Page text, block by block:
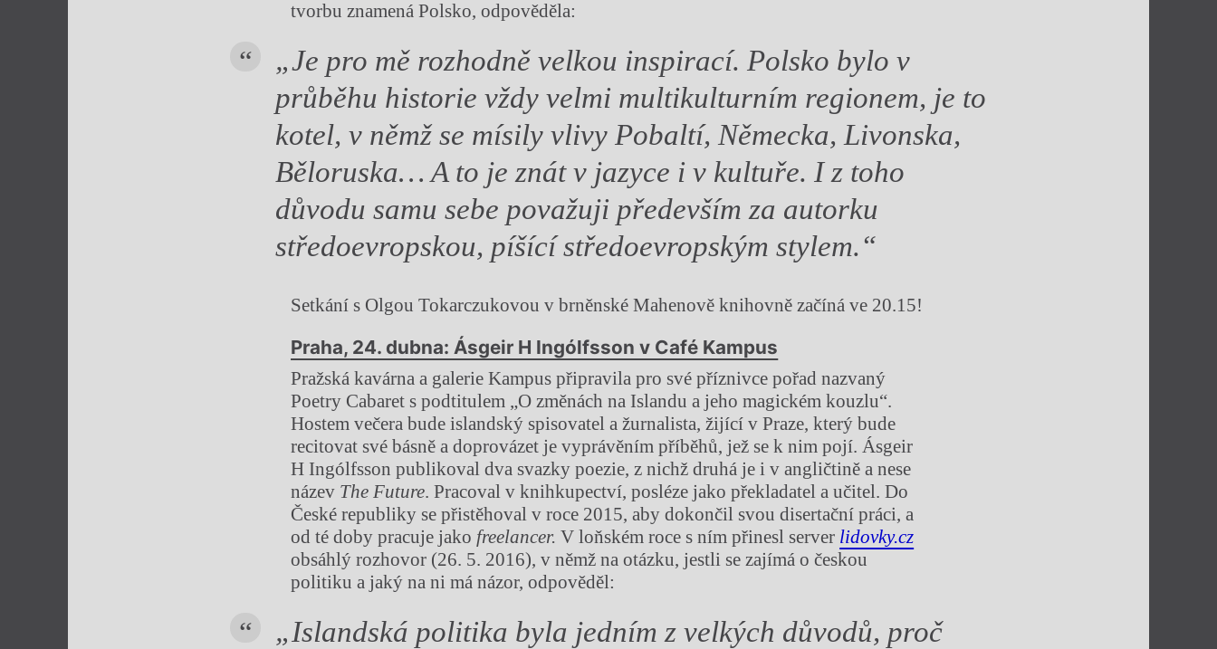
tvorbu znamená Polsko, odpověděla:
„Je pro mě rozhodně velkou inspirací. Polsko bylo v
průběhu historie vždy velmi multikulturním regionem, je to
kotel, v němž se mísily vlivy Pobaltí, Německa, Livonska,
Běloruska… A to je znát v jazyce i v kultuře. I z toho
důvodu samu sebe považuji především za autorku
středoevropskou, píšící středoevropským stylem.“
Setkání s Olgou Tokarczukovou v brněnské Mahenově knihovně začíná ve 20.15!
Praha, 24. dubna: Ásgeir H Ingólfsson v Café Kampus
Pražská kavárna a galerie Kampus připravila pro své příznivce pořad nazvaný
Poetry Cabaret s podtitulem „O změnách na Islandu a jeho magickém kouzlu“.
Hostem večera bude islandský spisovatel a žurnalista, žijící v Praze, který bude
recitovat své básně a doprovázet je vyprávěním příběhů, jež se k nim pojí. Ásgeir
H Ingólfsson publikoval dva svazky poezie, z nichž druhá je i v angličtině a nese
název The Future. Pracoval v knihkupectví, posléze jako překladatel a učitel. Do
České republiky se přistěhoval v roce 2015, aby dokončil svou disertační práci, a
od té doby pracuje jako freelancer.V loňském roce s ním přinesl server lidovky.cz
obsáhlý rozhovor (26. 5. 2016), v němž na otázku, jestli se zajímá o českou
politiku a jaký na ni má názor, odpověděl:
„Islandská politika byla jedním z velkých důvodů, proč